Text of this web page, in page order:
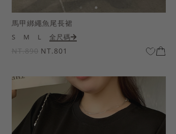
馬甲綁繩魚尾長裙
S M L 全尺碼
NT.890 NT.801